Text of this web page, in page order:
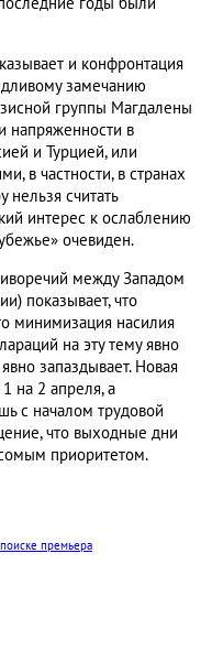
и конфронтация
замечанию
группы Магдалены
напряженности в
и Турцией, или
в частности, в странах
нельзя считать
интерес к ослаблению
очевиден.
между Западом
показывает, что
минимизация насилия
на эту тему явно
запаздывает. Новая
на 2 апреля, а
с началом трудовой
что выходные дни
приоритетом.
премьера